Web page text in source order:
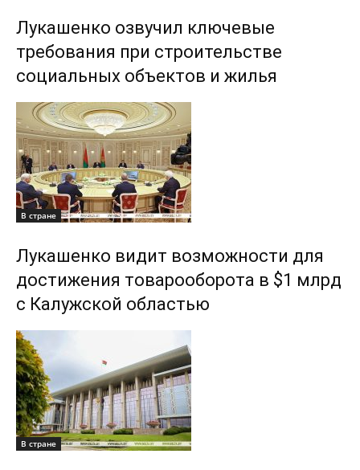
Лукашенко озвучил ключевые
требования при строительстве
социальных объектов и жилья
В стране
Лукашенко видит возможности для
достижения товарооборота в $1 млрд
с Калужской областью
В стране